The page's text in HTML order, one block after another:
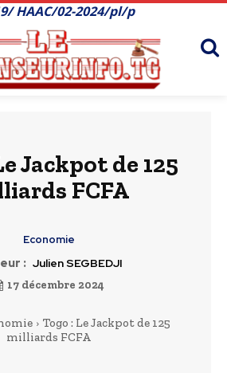
HAAC/02-2024/pl/p
Jackpot de 125
FCFA
Economie
: Julien SEGBEDJI
17 décembre 2024
Togo : Le Jackpot de 125
milliards FCFA